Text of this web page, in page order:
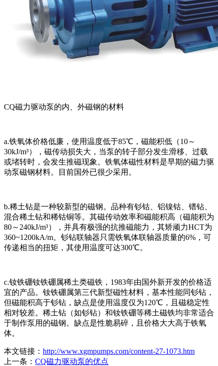
CQ磁力驱动泵的内、外磁钢的材料
a.铁氧体价格低廉，使用温度低于85℃，磁能积低（10～
30kJ/m³），磁传动损失大，当泵的转子部分发生滑移、过载
或堵转时，会发生推磁现象。铁氧体磁性材料是早期的磁力驱
动泵磁钢材料。目前国外已很少采用。
b.稀土钻是一种较新型的磁钢。品种有钐钴、铝镍钴、镨钻、
混合稀土钻和稀钴铜等。其磁传动效率和磁能积高（磁能积为
80～240kJ/m³），并具有极强的抗推磁能力，其矫顽力HCT为
360~1200kA/m。钐钻联轴器只需铁氧体联轴器质量的6%，可
传递相当的扭矩，其使用温度可达300℃。
c.钕铁硼钕铁硼属稀土类磁铁，1983年由国外新开发的价格适
宜的产品。钕铁硼属第三代新型磁性材料，基本性能同钐钻，
但磁能积高于钐钻，缺点是使用温度仅为120℃，且磁稳定性
相对较差。稀土钻（如钐钻）和钕铁硼等稀土磁铁均非常适合
于制作泵用的磁钢。缺点是性脆易碎，且价格大大高于铁氧
体。
本文链接： http://www.xgmpumps.com/content-27-1073.htm
上一条： CQ磁力驱动泵的优点